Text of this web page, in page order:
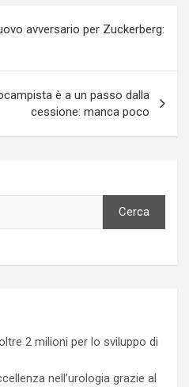
avversario per Zuckerberg:
è a un passo dalla
cessione: manca poco
Cerca
2 milioni per lo sviluppo di
nell’urologia grazie al